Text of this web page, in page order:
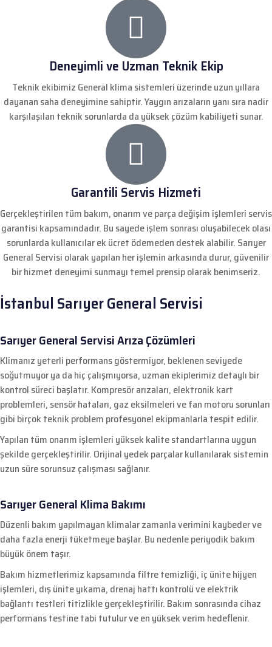
Deneyimli ve Uzman Teknik Ekip
Teknik ekibimiz General klima sistemleri üzerinde uzun yıllara
dayanan saha deneyimine sahiptir. Yaygın arızaların yanı sıra nadir
karşılaşılan teknik sorunlarda da yüksek çözüm kabiliyeti sunar.
Garantili Servis Hizmeti
Gerçekleştirilen tüm bakım, onarım ve parça değişim işlemleri servis
garantisi kapsamındadır. Bu sayede işlem sonrası oluşabilecek olası
sorunlarda kullanıcılar ek ücret ödemeden destek alabilir. Sarıyer
General Servisi olarak yapılan her işlemin arkasında durur, güvenilir
bir hizmet deneyimi sunmayı temel prensip olarak benimseriz.
İstanbul Sarıyer General Servisi
Sarıyer General Servisi Arıza Çözümleri
Klimanız yeterli performans göstermiyor, beklenen seviyede
soğutmuyor ya da hiç çalışmıyorsa, uzman ekiplerimiz detaylı bir
kontrol süreci başlatır. Kompresör arızaları, elektronik kart
problemleri, sensör hataları, gaz eksilmeleri ve fan motoru sorunları
gibi birçok teknik problem profesyonel ekipmanlarla tespit edilir.
Yapılan tüm onarım işlemleri yüksek kalite standartlarına uygun
şekilde gerçekleştirilir. Orijinal yedek parçalar kullanılarak sistemin
uzun süre sorunsuz çalışması sağlanır.
Sarıyer General Klima Bakımı
Düzenli bakım yapılmayan klimalar zamanla verimini kaybeder ve
daha fazla enerji tüketmeye başlar. Bu nedenle periyodik bakım
büyük önem taşır.
Bakım hizmetlerimiz kapsamında filtre temizliği, iç ünite hijyen
işlemleri, dış ünite yıkama, drenaj hattı kontrolü ve elektrik
bağlantı testleri titizlikle gerçekleştirilir. Bakım sonrasında cihaz
performans testine tabi tutulur ve en yüksek verim hedeflenir.